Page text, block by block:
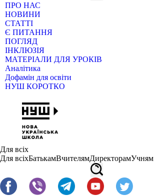
ПРО НАС
НОВИНИ
СТАТТІ
Є ПИТАННЯ
ПОГЛЯД
ІНКЛЮЗІЯ
МАТЕРІАЛИ ДЛЯ УРОКІВ
Аналітика
Дофамін для освіти
НУШ КОРОТКО
Для всіх
Для всіхБатькамВчителямДиректорамУчням